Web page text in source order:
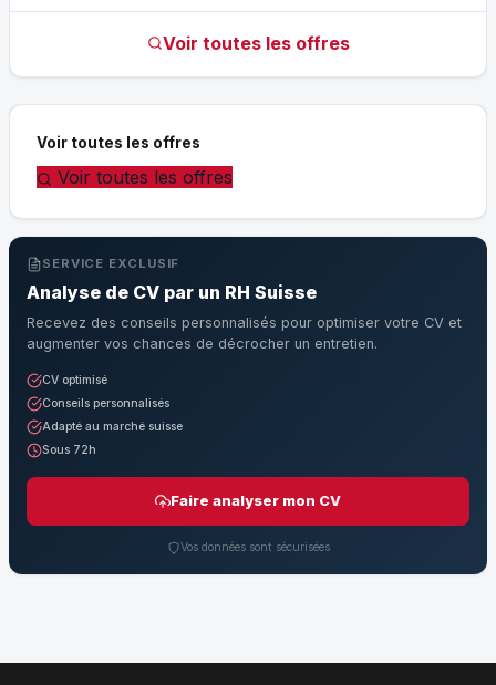
Voir toutes les offres
Voir toutes les offres
Voir toutes les offres
SERVICE EXCLUSIF
Analyse de CV par un RH Suisse
Recevez des conseils personnalisés pour optimiser votre CV et
augmenter vos chances de décrocher un entretien.
CV optimisé
Conseils personnalisés
Adapté au marché suisse
Sous 72h
Faire analyser mon CV
Vos données sont sécurisées